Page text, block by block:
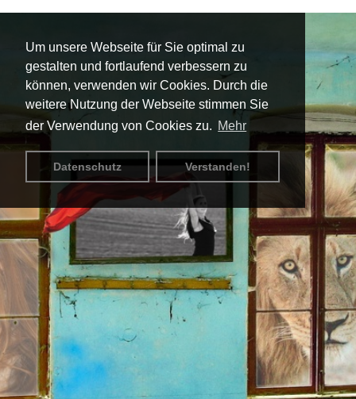
Um unsere Webseite für Sie optimal zu
gestalten und fortlaufend verbessern zu
können, verwenden wir Cookies. Durch die
weitere Nutzung der Webseite stimmen Sie
der Verwendung von Cookies zu. Mehr
Datenschutz Verstanden!
main
content